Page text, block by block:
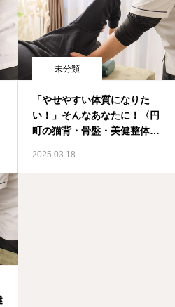
未分類
「やせやすい体質になりた
い！」そんなあなたに！〈円
町の猫背・骨盤・美健整体は
2025.03.18